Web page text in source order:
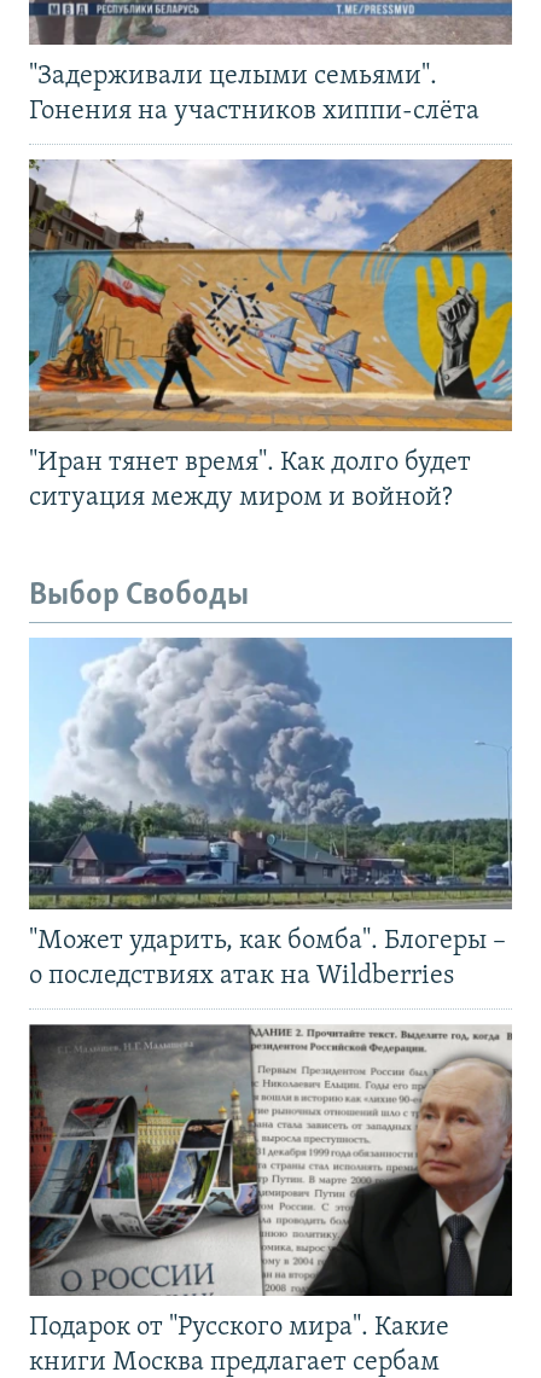
"Задерживали целыми семьями".
Гонения на участников хиппи-слёта
"Иран тянет время". Как долго будет
ситуация между миром и войной?
Выбор Свободы
"Может ударить, как бомба". Блогеры –
о последствиях атак на Wildberries
Подарок от "Русского мира". Какие
книги Москва предлагает сербам